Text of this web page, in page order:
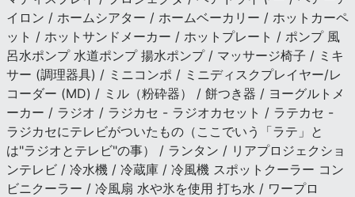
イロン / ホームシアター / ホームベーカリー / ホットカーペ
ット / ホットサンドメーカー / ホットプレート / ポンプ 風
呂水ポンプ 水道ポンプ 揚水ポンプ / マッサージ椅子 / ミキ
サー (調理器具) / ミニコンポ / ミニディスクプレイヤー/レ
コーダー (MD) / ミル（粉砕器） / 餅つき器 / ヨーグルトメ
ーカー / ラジオ / ラジカセ - ラジオカセット / ラテカセ -
ラジカセにテレビがついたもの（ここでいう「ラテ」と
は"ラジオとテレビ"の事） / ランタン / リアプロジェクショ
ンテレビ / 冷水機 / 冷蔵庫 / 冷風機 スポットクーラー コン
ビニクーラー / 冷風扇 水や氷を使用 打ち水 / ワープロ